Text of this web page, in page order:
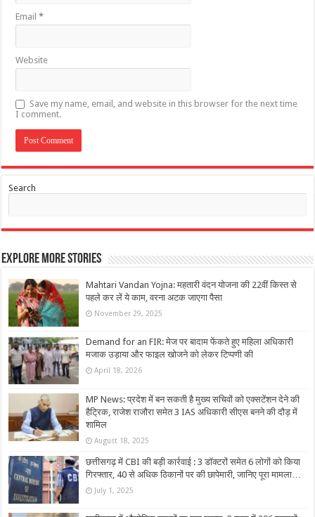
Email*
Website
Save my name, email, and website in this browser for the next time
I comment.
Search
Explore More Stories
Mahtari Vandan Yojna: महतारी वंदन योजना की 22वीं किस्त से
पहले कर लें ये काम, वरना अटक जाएगा पैसा
November 29, 2025
Demand for an FIR: मेज पर बादाम फेंकते हुए महिला अधिकारी
मजाक उड़ाया और फाइल खोजने को लेकर टिप्पणी की
April 18, 2026
MP News: प्रदेश में बन सकती है मुख्य सचिवों को एक्सटेंशन देने की
हैट्रिक, राजेश राजौरा समेत 3 IAS अधिकारी सीएस बनने की दौड़ में
शामिल
August 18, 2025
छत्तीसगढ़ में CBI की बड़ी कार्रवाई : 3 डॉक्टरों समेत 6 लोगों को किया
गिरफ्तार, 40 से अधिक ठिकानों पर की छापेमारी, जानिए पूरा मामला…
July 1, 2025